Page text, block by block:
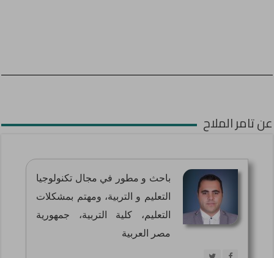
عن تامر الملاح
باحث و مطور في مجال تكنولوجيا
التعليم و التربية، ومهتم بمشكلات
التعليم، كلية التربية، جمهورية
مصر العربية